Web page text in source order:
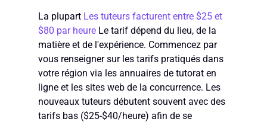
La plupart Les tuteurs facturent entre $25 et
$80 par heure Le tarif dépend du lieu, de la
matière et de l'expérience. Commencez par
vous renseigner sur les tarifs pratiqués dans
votre région via les annuaires de tutorat en
ligne et les sites web de la concurrence. Les
nouveaux tuteurs débutent souvent avec des
tarifs bas ($25-$40/heure) afin de se